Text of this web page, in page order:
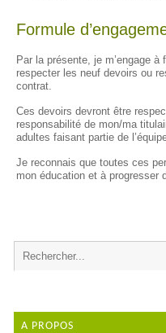
Formule
Par la présente, je m’engage
respecter les neuf devoirs ou
contrat.
Ces devoirs devront être
responsabilité de mon/ma
adultes faisant partie de
Je reconnais que toutes ces
mon éducation et à progresser
A PROPOS